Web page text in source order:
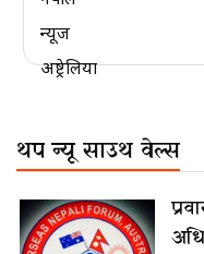
थप न्यू साउथ वेल्स